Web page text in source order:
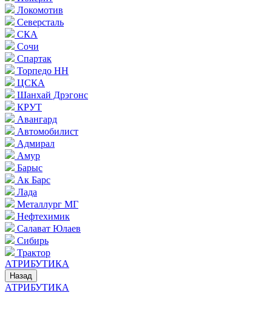
Локомотив
Северсталь
СКА
Сочи
Спартак
Торпедо НН
ЦСКА
Шанхай Дрэгонс
КРУТ
Авангард
Автомобилист
Адмирал
Амур
Барыс
Ак Барс
Лада
Металлург МГ
Нефтехимик
Салават Юлаев
Сибирь
Трактор
АТРИБУТИКА
Назад
АТРИБУТИКА